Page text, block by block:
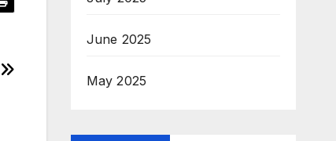
June 2025
May 2025